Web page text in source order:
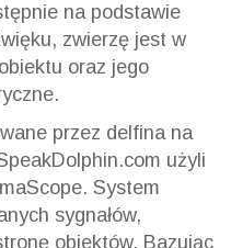
na podstawie
zwierzę jest w
oraz jego
przez delfina na
użyli
System
sygnałów,
obiektów. Bazując